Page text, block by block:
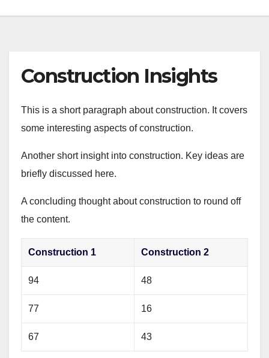
Construction Insights
This is a short paragraph about construction. It covers
some interesting aspects of construction.
Another short insight into construction. Key ideas are
briefly discussed here.
A concluding thought about construction to round off
the content.
Construction 1 Construction 2
94 48
77 16
67 43